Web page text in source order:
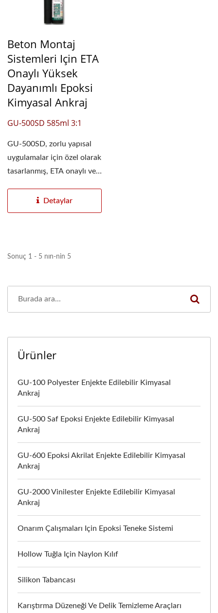
Beton Montaj
Sistemleri Için ETA
Onaylı Yüksek
Dayanımlı Epoksi
Kimyasal Ankraj
GU-500SD 585ml 3:1
GU-500SD, zorlu yapısal
uygulamalar için özel olarak
tasarlanmış, ETA onaylı ve
Detaylar
Sonuç 1 - 5 nın-nin 5
Ürünler
GU-100 Polyester Enjekte Edilebilir Kimyasal
Ankraj
GU-500 Saf Epoksi Enjekte Edilebilir Kimyasal
Ankraj
GU-600 Epoksi Akrilat Enjekte Edilebilir Kimyasal
Ankraj
GU-2000 Vinilester Enjekte Edilebilir Kimyasal
Ankraj
Onarım Çalışmaları Için Epoksi Teneke Sistemi
Hollow Tuğla Için Naylon Kılıf
Silikon Tabancası
Karıştırma Düzeneği Ve Delik Temizleme Araçları